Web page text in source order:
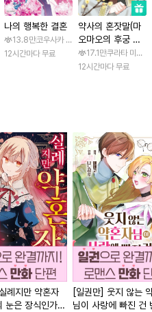
나의 행복한 결혼
13.8만코우사카 리토 / 아기토기 아쿠미
12시간마다 무료
약사의 혼잣말(마
오마오의 후궁 수
수께끼 풀이수첩)
17.1만쿠라타 미노
12시간마다 무료
례지만 약혼자
눈은 장식인가
[일권만] 웃지 않는
님이 사랑에 빠진 건